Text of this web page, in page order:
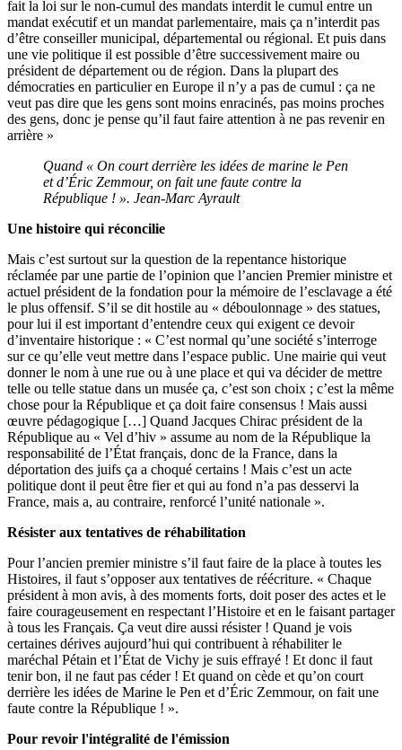
fait la loi sur le non-cumul des mandats interdit le cumul entre un
mandat exécutif et un mandat parlementaire, mais ça n’interdit pas
d’être conseiller municipal, départemental ou régional. Et puis dans
une vie politique il est possible d’être successivement maire ou
président de département ou de région. Dans la plupart des
démocraties en particulier en Europe il n’y a pas de cumul : ça ne
veut pas dire que les gens sont moins enracinés, pas moins proches
des gens, donc je pense qu’il faut faire attention à ne pas revenir en
arrière »
Quand « On court derrière les idées de marine le Pen
et d’Éric Zemmour, on fait une faute contre la
République ! ». Jean-Marc Ayrault
Une histoire qui réconcilie
Mais c’est surtout sur la question de la repentance historique
réclamée par une partie de l’opinion que l’ancien Premier ministre et
actuel président de la fondation pour la mémoire de l’esclavage a été
le plus offensif. S’il se dit hostile au « déboulonnage » des statues,
pour lui il est important d’entendre ceux qui exigent ce devoir
d’inventaire historique : « C’est normal qu’une société s’interroge
sur ce qu’elle veut mettre dans l’espace public. Une mairie qui veut
donner le nom à une rue ou à une place et qui va décider de mettre
telle ou telle statue dans un musée ça, c’est son choix ; c’est la même
chose pour la République et ça doit faire consensus ! Mais aussi
œuvre pédagogique […] Quand Jacques Chirac président de la
République au « Vel d’hiv » assume au nom de la République la
responsabilité de l’État français, donc de la France, dans la
déportation des juifs ça a choqué certains ! Mais c’est un acte
politique dont il peut être fier et qui au fond n’a pas desservi la
France, mais a, au contraire, renforcé l’unité nationale ».
Résister aux tentatives de réhabilitation
Pour l’ancien premier ministre s’il faut faire de la place à toutes les
Histoires, il faut s’opposer aux tentatives de réécriture. « Chaque
président à mon avis, à des moments forts, doit poser des actes et le
faire courageusement en respectant l’Histoire et en le faisant partager
à tous les Français. Ça veut dire aussi résister ! Quand je vois
certaines dérives aujourd’hui qui contribuent à réhabiliter le
maréchal Pétain et l’État de Vichy je suis effrayé ! Et donc il faut
tenir bon, il ne faut pas céder ! Et quand on cède et qu’on court
derrière les idées de Marine le Pen et d’Éric Zemmour, on fait une
faute contre la République ! ».
Pour revoir l'intégralité de l'émission